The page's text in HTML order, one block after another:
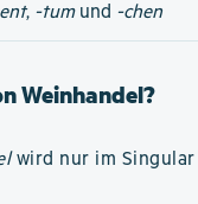
, -tumund -chen
Weinhandel?
wird nur im